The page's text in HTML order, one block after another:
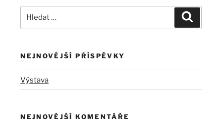
NEJNOVĚJŠÍ PŘÍSPĚVKY
Výstava
NEJNOVĚJŠÍ KOMENTÁŘE